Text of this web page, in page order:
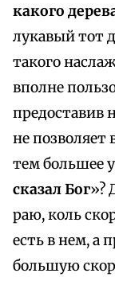
какого
лукавый тот
такого
вполне
предоставив
не позволяет
тем большее
сказал Бог»?
раю, коль
есть в нем, а
большую